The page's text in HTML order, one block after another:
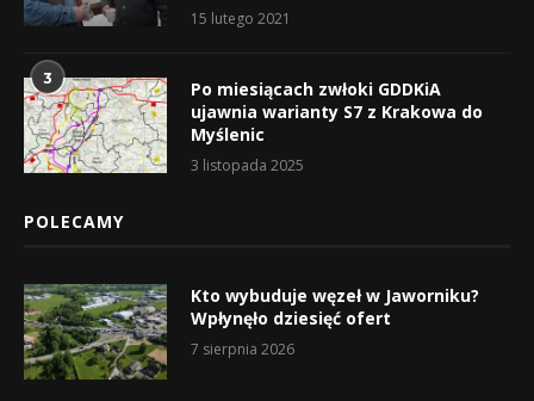
15 lutego 2021
3
Po miesiącach zwłoki GDDKiA
ujawnia warianty S7 z Krakowa do
Myślenic
3 listopada 2025
POLECAMY
Kto wybuduje węzeł w Jaworniku?
Wpłynęło dziesięć ofert
7 sierpnia 2026